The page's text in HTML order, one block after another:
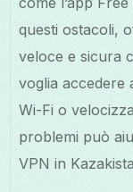
questi ostacoli,
veloce e sicura
voglia accedere
Wi-Fi o
problemi può
VPN in